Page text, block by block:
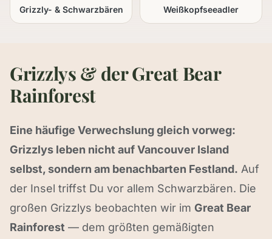
Grizzly- & Schwarzbären Weißkopfseeadler
Grizzlys & der Great Bear
Rainforest
Eine häufige Verwechslung gleich vorweg:
Grizzlys leben nicht auf Vancouver Island
selbst, sondern am benachbarten Festland. Auf
der Insel triffst Du vor allem Schwarzbären. Die
großen Grizzlys beobachten wir im Great Bear
Rainforest — dem größten gemäßigten